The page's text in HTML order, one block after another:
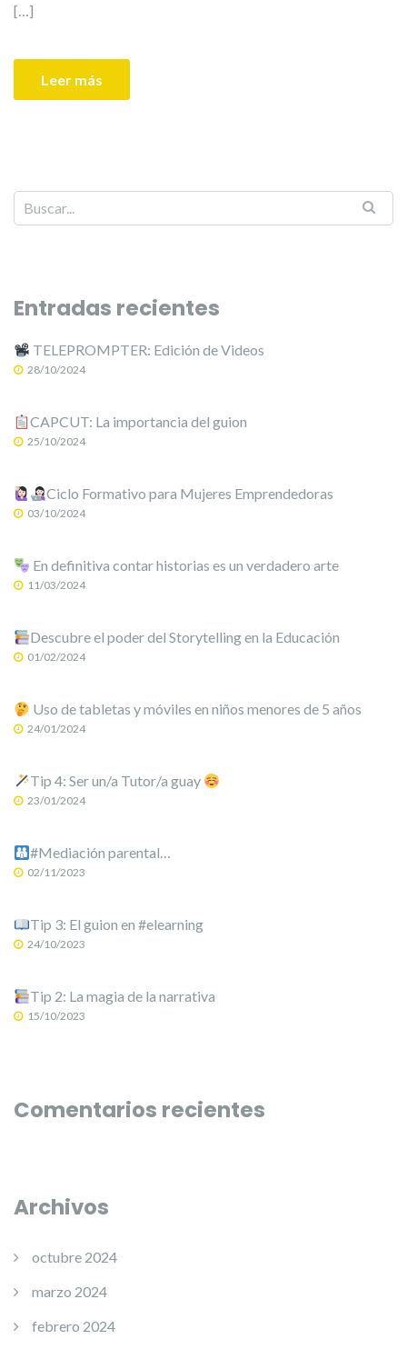
[…]
Leer más
Entradas recientes
TELEPROMPTER: Edición de Videos
28/10/2024
CAPCUT: La importancia del guion
25/10/2024
Ciclo Formativo para Mujeres Emprendedoras
03/10/2024
En definitiva contar historias es un verdadero arte
11/03/2024
Descubre el poder del Storytelling en la Educación
01/02/2024
Uso de tabletas y móviles en niños menores de 5 años
24/01/2024
Tip 4: Ser un/a Tutor/a guay
23/01/2024
#Mediación parental…
02/11/2023
Tip 3: El guion en #elearning
24/10/2023
Tip 2: La magia de la narrativa
15/10/2023
Comentarios recientes
Archivos
octubre 2024
marzo 2024
febrero 2024